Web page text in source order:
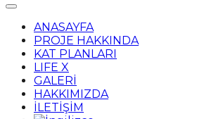
ANASAYFA
PROJE HAKKINDA
KAT PLANLARI
LIFE X
GALERİ
HAKKIMIZDA
İLETİŞİM